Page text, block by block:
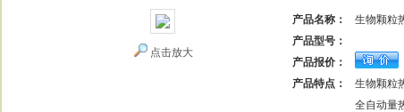
点击放大
产品名称：
生物颗粒
产品型号：
产品报价：
产品特点：
生物颗粒
全自动量